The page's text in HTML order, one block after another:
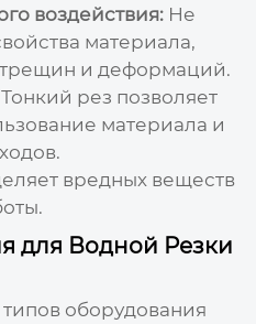
воздействия: Не
материала,
и деформаций.
Тонкий рез позволяет
материала и
вредных веществ
для Водной Резки
оборудования